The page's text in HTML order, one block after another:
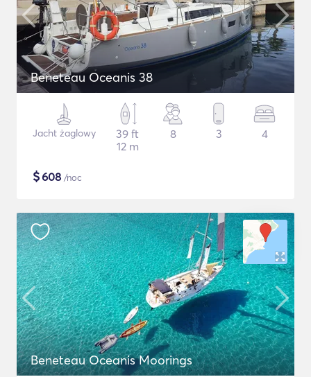
Beneteau Oceanis 38
Jacht żaglowy
39 ft
12 m
8 3 4
$608 /noc
Beneteau Oceanis Moorings